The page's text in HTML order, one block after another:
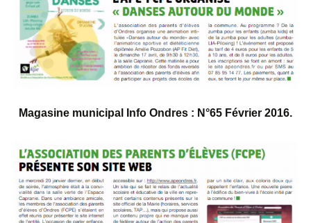
Magasine municipal Info Ondres : N°65 Février 2016.